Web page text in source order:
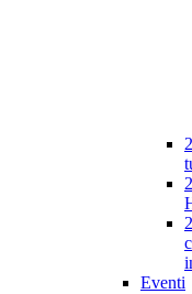
Eventi